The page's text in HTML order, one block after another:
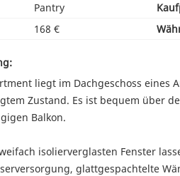
Pantry
168 €
liegt im Dachgeschoss eines
Zustand. Es ist bequem über
Balkon.
isolierverglasten Fenster
glattgespachtelte